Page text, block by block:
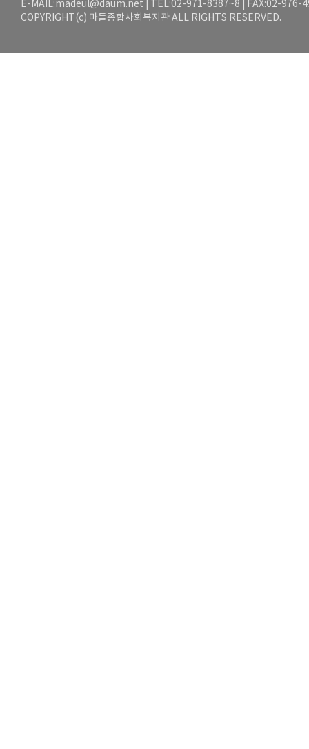
E-MAIL:madeul@daum.net | TEL:02-971-8387~8 | FAX:02-976-
COPYRIGHT(c) 마들종합사회복지관 ALL RIGHTS RESERVED.